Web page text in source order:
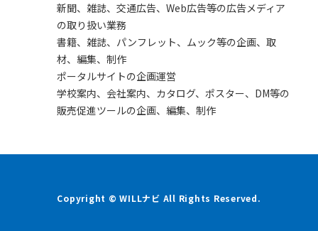
新聞、雑誌、交通広告、Web広告等の広告メディア
の取り扱い業務
書籍、雑誌、パンフレット、ムック等の企画、取
材、編集、制作
ポータルサイトの企画運営
学校案内、会社案内、カタログ、ポスター、DM等の
販売促進ツールの企画、編集、制作
Copyright © WILLナビ All Rights Reserved.